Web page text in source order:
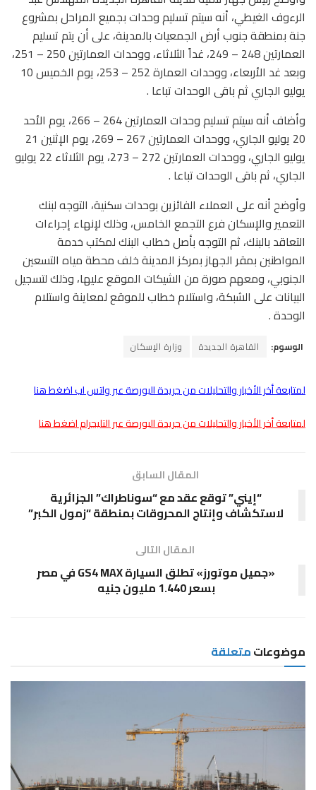
الرءوف الغيطي، أنه سيتم تسليم وحدات بجميع المراحل بمشروع
جنة بمنطقة جنوب أرض الجمعيات بالمدينة، على أن يتم تسليم
العمارتين 248 – 249، غداً الثلاثاء، ووحدات العمارتين 250 – 251،
وبعد غد الأربعاء، ووحدات العمارة 252 – 253، يوم الخميس 10
يوليو الجاري ثم باقى الوحدات تباعا .
وأضاف أنه سيتم تسليم وحدات العمارتين 264 – 266، يوم الأحد
20 يوليو الجاري، ووحدات العمارتين 267 – 269، يوم الإثنين 21
يوليو الجاري، ووحدات العمارتين 272 – 273، يوم الثلاثاء 22 يوليو
الجاري، ثم باقى الوحدات تباعا .
وأوضح أنه على العملاء الفائزين بوحدات سكنية، التوجه لبنك
التعمير والإسكان فرع التجمع الخامس، وذلك لإنهاء إجراءات
التعاقد بالبنك، ثم التوجه بأصل خطاب البنك لمكتب خدمة
المواطنين بمقر الجهاز بمركز المدينة خلف محطة مياه التسعين
الجنوبي، ومعهم صورة من الشيكات الموقع عليها، وذلك لتسجيل
البيانات على الشبكة، واستلام خطاب للموقع لمعاينة واستلام
الوحدة .
الوسوم: القاهرة الجديدة وزارة الإسكان
لمتابعة أخر الأخبار والتحليلات من جريدة البورصة عبر واتس اب اضغط هنا
لمتابعة أخر الأخبار والتحليلات من جريدة البورصة عبر التليجرام اضغط هنا
المقال السابق
“إيني” توقع عقد مع “سوناطراك” الجزائرية
لاستكشاف وإنتاج المحروقات بمنطقة “زمول الكبر”
المقال التالى
«جميل موتورز» تطلق السيارة GS4 MAX في مصر
بسعر 1.440 مليون جنيه
موضوعاتمتعلقة